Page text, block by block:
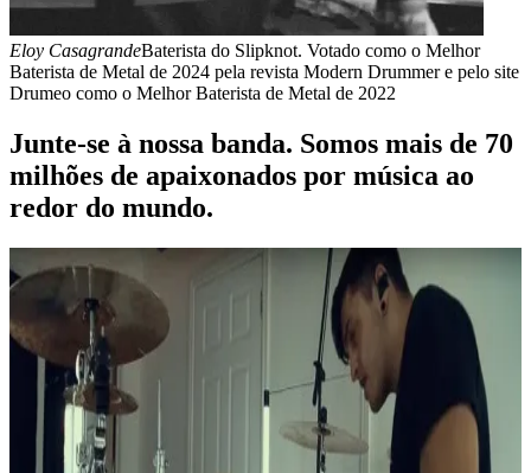
site
Junte-se à nossa banda. Somos mais de 70
milhões de apaixonados por música ao
redor do mundo.